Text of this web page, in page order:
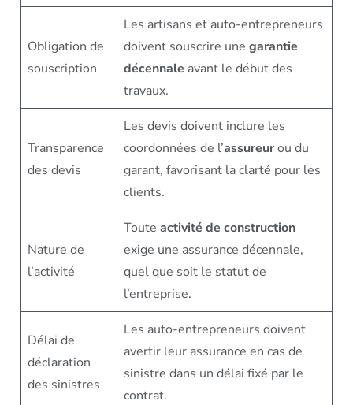
Obligation de
souscription
Les artisans et auto-entrepreneurs
doivent souscrire une garantie
décennale avant le début des
travaux.
Transparence
des devis
Les devis doivent inclure les
coordonnées de l’assureurou du
garant, favorisant la clarté pour les
clients.
Nature de
l’activité
Toute activité de construction
exige une assurance décennale,
quel que soit le statut de
l’entreprise.
Délai de
déclaration
des sinistres
Les auto-entrepreneurs doivent
avertir leur assurance en cas de
sinistre dans un délai fixé par le
contrat.